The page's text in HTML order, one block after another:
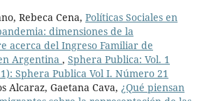
Rebeca Cena, Políticas Sociales en
dimensiones de la
acerca del Ingreso Familiar de
Argentina , Sphera Publica: Vol. 1
Sphera Publica Vol I. Número 21
Alcaraz, Gaetana Cava, ¿Qué piensan